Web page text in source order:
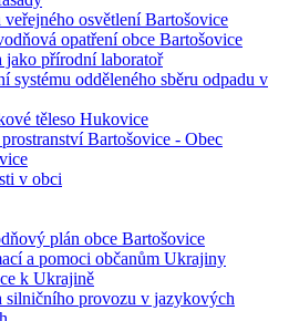
veřejného osvětlení Bartošovice
opatření obce Bartošovice
jako přírodní laboratoř
systému odděleného sběru odpadu v
těleso Hukovice
Bartošovice - Obec
v obci
plán obce Bartošovice
a pomoci občanům Ukrajiny
k Ukrajině
silničního provozu v jazykových